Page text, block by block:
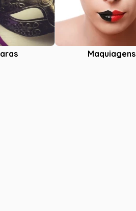
Maquiagens